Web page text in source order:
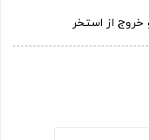
خروج از استخر